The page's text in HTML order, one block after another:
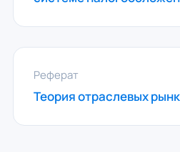
Реферат
Теория отраслевых